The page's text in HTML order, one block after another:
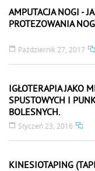
AMPUTACJA NOGI -
PROTEZOWANIA
Październik 27, 2017
IGŁOTERAPIA JAKO
SPUSTOWYCH I
BOLESNYCH.
Styczeń 23, 2016
KINESIOTAPING